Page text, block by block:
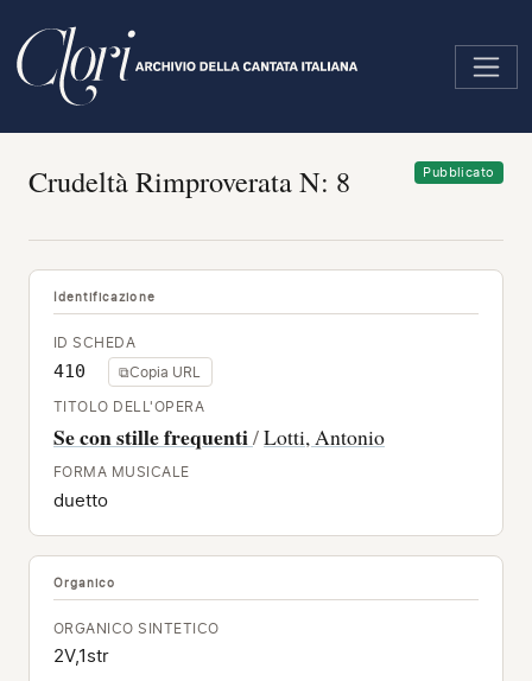
contenuto
principale
Crudeltà Rimproverata N: 8 Pubblicato
Identificazione
ID SCHEDA
410 ⧉Copia URL
TITOLO DELL'OPERA
Se con stille frequenti/Lotti, Antonio
FORMA MUSICALE
duetto
Organico
ORGANICO SINTETICO
2V,1str